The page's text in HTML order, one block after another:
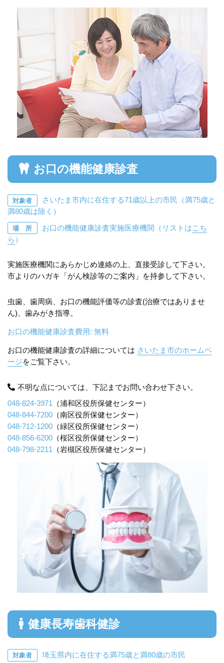
お口の機能健康診査
対象者
さいたま市内に在住する71歳以上の市民（満75歳と
満80歳は除く）
場 所 お口の機能健康診査実施医療機関（リストはこち
ら ）
実施医療機関にあらかじめ連絡の上、直接受診して下さい。
市よりのハガキ「がん検診等のご案内」を持参して下さい。
虫歯、歯周病、お口の機能評価等の診査(治療ではありませ
ん)、歯みがき指導。
お口の機能健康診査費用: 無料
お口の機能健康診査の詳細については さいたま市のホームペ
ージをご覧下さい。
不明な点については、下記までお問い合わせ下さい。
048-824-3971
（浦和区役所保健センター）
048-844-7200 （南区役所保健センター）
048-712-1200 （緑区役所保健センター）
048-856-6200 （桜区役所保健センター）
048-798-2211
（岩槻区役所保健センター）
健康長寿歯科健診
対象者 埼玉県内に在住する満75歳と満80歳の市民